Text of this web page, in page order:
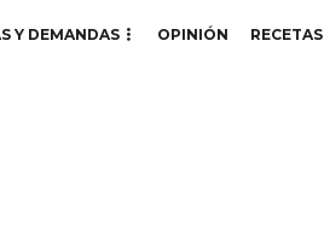
Y DEMANDAS OPINIÓN RECETAS